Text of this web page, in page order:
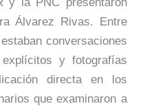
Álvarez Rivas. Entre
conversaciones
y fotografías
directa en los
que examinaron a